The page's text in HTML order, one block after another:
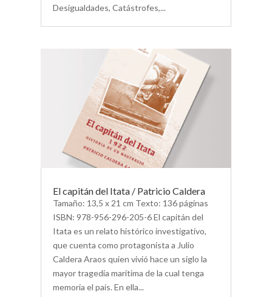
Desigualdades, Catástrofes,...
El capitán del Itata / Patricio Caldera
Tamaño: 13,5 x 21 cm Texto: 136 páginas
ISBN: 978-956-296-205-6 El capitán del
Itata es un relato histórico investigativo,
que cuenta como protagonista a Julio
Caldera Araos quien vivió hace un siglo la
mayor tragedia marítima de la cual tenga
memoria el país. En ella...